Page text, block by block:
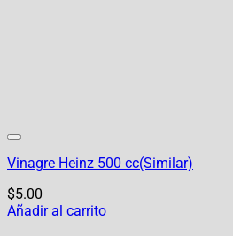
Vinagre Heinz 500 cc(Similar)
$5.00
Añadir al carrito